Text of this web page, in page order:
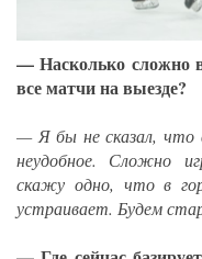
— Насколько сложно
все матчи на выезде?
— Я бы не сказал, что
неудобное. Сложно
скажу одно, что в
устраивает. Будем